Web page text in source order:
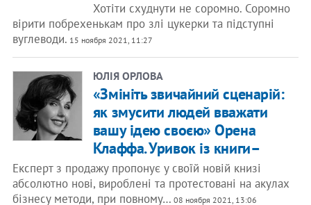
Хотiти схуднути не соромно. Соромно
вiрити побрехенькам про злi цукерки та пiдступнi
вуглеводи. 15 ноября 2021, 11:27
ЮЛІЯ ОРЛОВА
«Змініть звичайний сценарій:
як змусити людей вважати
вашу ідею своєю» Орена
Клаффа. Уривок із книги–
Експерт з продажу пропонує у своїй новій книзі
абсолютно нові, вироблені та протестовані на акулах
бізнесу методи, при повному… 08 ноября 2021, 13:06